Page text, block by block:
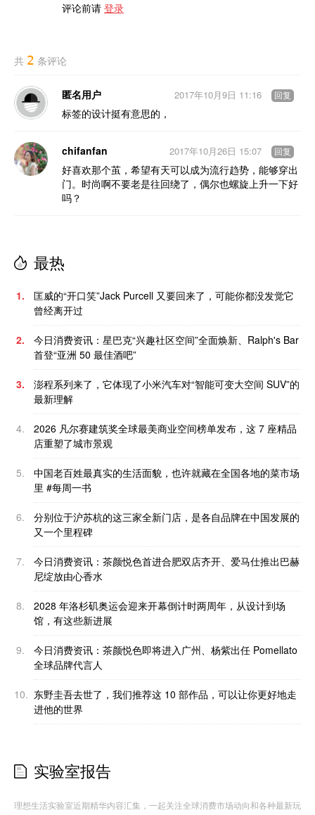
评论前请 登录
共 2 条评论
匿名用户
标签的设计挺有意思的，
2017年10月9日 11:16 回复
chifanfan
好喜欢那个茧，希望有天可以成为流行趋势，能够穿出
门。时尚啊不要老是往回绕了，偶尔也螺旋上升一下好
吗？
2017年10月26日 15:07 回复
最热
1.
匡威的“开口笑”Jack Purcell 又要回来了，可能你都没发觉它
曾经离开过
2.
今日消费资讯：星巴克“兴趣社区空间”全面焕新、Ralph's Bar
首登“亚洲 50 最佳酒吧”
3.
澎程系列来了，它体现了小米汽车对“智能可变大空间 SUV”的
最新理解
4.
2026 凡尔赛建筑奖全球最美商业空间榜单发布，这 7 座精品
店重塑了城市景观
5.
中国老百姓最真实的生活面貌，也许就藏在全国各地的菜市场
里 #每周一书
6.
分别位于沪苏杭的这三家全新门店，是各自品牌在中国发展的
又一个里程碑
7.
今日消费资讯：茶颜悦色首进合肥双店齐开、爱马仕推出巴赫
尼绽放由心香水
8.
2028 年洛杉矶奥运会迎来开幕倒计时两周年，从设计到场
馆，有这些新进展
9.
今日消费资讯：茶颜悦色即将进入广州、杨紫出任 Pomellato
全球品牌代言人
10. 东野圭吾去世了，我们推荐这 10 部作品，可以让你更好地走
进他的世界
实验室报告
理想生活实验室近期精华内容汇集，一起关注全球消费市场动向和各种最新玩